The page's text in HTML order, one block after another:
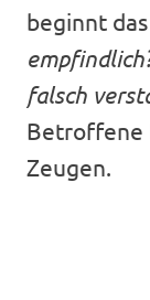
beginnt
falsch
Betroffene
Zeugen.